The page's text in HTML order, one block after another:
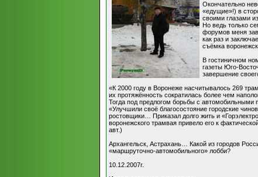
Окончательно
«едущие»!) в
своими глазами
Но ведь только
форумов меня
как раз и
съёмка
В гостиничном
газеты Юго-
завершение
«К 2000 году в Воронеже насчитывалось 269
их протяжённость сократилась более чем
Тогда под предлогом борьбы с автомобильными
«Улучшили своё благосостояние городские
ростовщики… Приказал долго жить и
воронежского трамвая привело его к
авт.)
Архангельск, Астрахань… Какой из городов
«маршруточно-автомобильного» лобби?
10.12.2007г.